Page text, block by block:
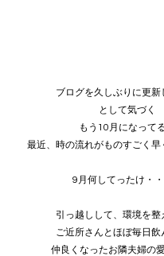
ブログを久しぶりに更新
として気づく
もう10月になって
最近、時の流れがものすごく早
9月何してったけ・・
引っ越しして、環境を整
ご近所さんとほぼ毎日飲
仲良くなったお隣夫婦の